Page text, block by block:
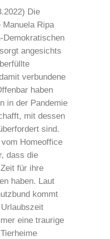
Die
Manuela Ripa
Demokratischen
angesichts
verbundene
haben
in der Pandemie
mit dessen
sind.
Homeoffice
dass die
für ihre
haben. Laut
kommt
eine traurige